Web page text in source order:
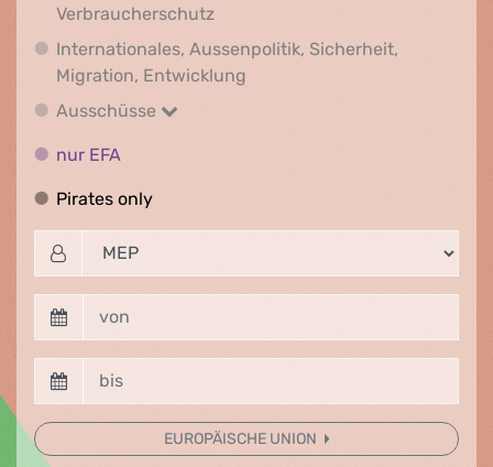
VerbraucherschutzSoziales, öffentliche Gesundheit,
Internationales, Aussenpolitik, Sicherheit,
Migration, Entwicklung
Ausschüsse
Ausschüsse
nur EFA
Pirates onlyPirates only
EUROPÄISCHE UNION